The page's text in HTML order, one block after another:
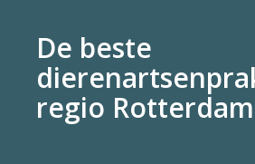
De beste
regio Rotterdam